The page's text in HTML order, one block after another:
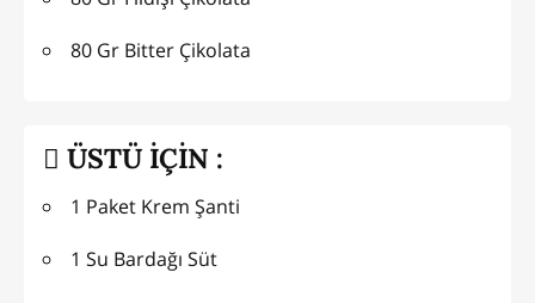
80 Gr Bitter Çikolata
ÜSTÜ İÇİN :
1 Paket Krem Şanti
1 Su Bardağı Süt